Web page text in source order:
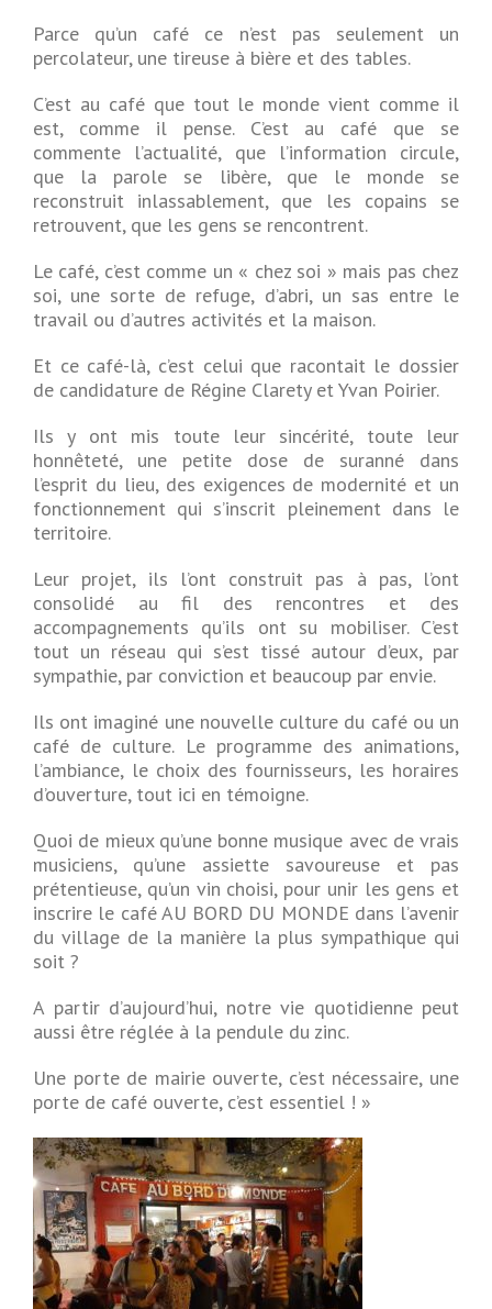
Parce qu’un café ce n’est pas seulement un
percolateur, une tireuse à bière et des tables.
C’est au café que tout le monde vient comme il
est, comme il pense. C’est au café que se
commente l’actualité, que l’information circule,
que la parole se libère, que le monde se
reconstruit inlassablement, que les copains se
retrouvent, que les gens se rencontrent.
Le café, c’est comme un « chez soi » mais pas chez
soi, une sorte de refuge, d’abri, un sas entre le
travail ou d’autres activités et la maison.
Et ce café-là, c’est celui que racontait le dossier
de candidature de Régine Clarety et Yvan Poirier.
Ils y ont mis toute leur sincérité, toute leur
honnêteté, une petite dose de suranné dans
l’esprit du lieu, des exigences de modernité et un
fonctionnement qui s’inscrit pleinement dans le
territoire.
Leur projet, ils l’ont construit pas à pas, l’ont
consolidé au fil des rencontres et des
accompagnements qu’ils ont su mobiliser. C’est
tout un réseau qui s’est tissé autour d’eux, par
sympathie, par conviction et beaucoup par envie.
Ils ont imaginé une nouvelle culture du café ou un
café de culture. Le programme des animations,
l’ambiance, le choix des fournisseurs, les horaires
d’ouverture, tout ici en témoigne.
Quoi de mieux qu’une bonne musique avec de vrais
musiciens, qu’une assiette savoureuse et pas
prétentieuse, qu’un vin choisi, pour unir les gens et
inscrire le café AU BORD DU MONDE dans l’avenir
du village de la manière la plus sympathique qui
soit ?
A partir d’aujourd’hui, notre vie quotidienne peut
aussi être réglée à la pendule du zinc.
Une porte de mairie ouverte, c’est nécessaire, une
porte de café ouverte, c’est essentiel ! »